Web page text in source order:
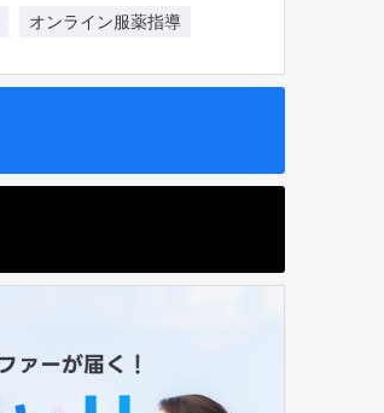
オンライン服薬指導